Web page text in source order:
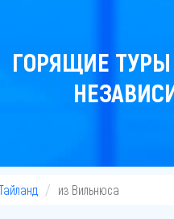
ГОРЯЩИЕ
из Вильнюса